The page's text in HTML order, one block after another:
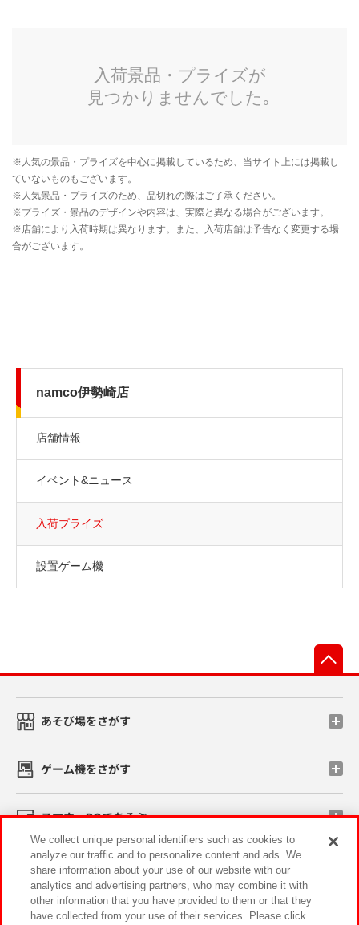
namco伊勢崎店
店舗情報
イベント&ニュース
入荷プライズ
設置ゲーム機
あそび場をさがす
ゲーム機をさがす
スマホ・PCであそぶ
イベント・キャンペーン
We collect unique personal identifiers such as cookies to
analyze our traffic and to personalize content and ads. We
share information about your use of our website with our
analytics and advertising partners, who may combine it with
other information that you have provided to them or that they
have collected from your use of their services. Please click